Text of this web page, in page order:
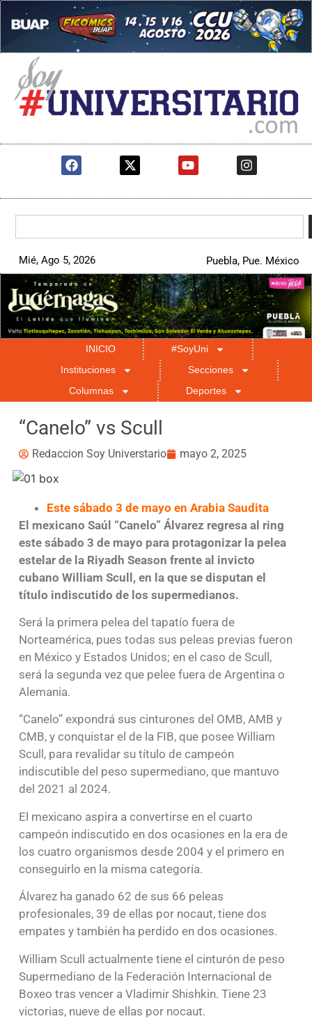
Mié, Ago 5, 2026 Puebla, Pue. México
INICIO
#SoyUni
Instituciones
Secciones
Columnas
Deportes
“Canelo” vs Scull
Redaccion Soy Universtario mayo 2, 2025
Este sábado 3 de mayo en Arabia Saudita
El mexicano Saúl “Canelo” Álvarez regresa al ring
este sábado 3 de mayo para protagonizar la pelea
estelar de la Riyadh Season frente al invicto
cubano William Scull, en la que se disputan el
título indiscutido de los supermedianos.
Será la primera pelea del tapatío fuera de
Norteamérica, pues todas sus peleas previas fueron
en México y Estados Unidos; en el caso de Scull,
será la segunda vez que pelee fuera de Argentina o
Alemania.
“Canelo” expondrá sus cinturones del OMB, AMB y
CMB, y conquistar el de la FIB, que posee William
Scull, para revalidar su título de campeón
indiscutible del peso supermediano, que mantuvo
del 2021 al 2024.
El mexicano aspira a convertirse en el cuarto
campeón indiscutido en dos ocasiones en la era de
los cuatro organismos desde 2004 y el primero en
conseguirlo en la misma categoría.
Álvarez ha ganado 62 de sus 66 peleas
profesionales, 39 de ellas por nocaut, tiene dos
empates y también ha perdido en dos ocasiones.
William Scull actualmente tiene el cinturón de peso
Supermediano de la Federación Internacional de
Boxeo tras vencer a Vladimir Shishkin. Tiene 23
victorias, nueve de ellas por nocaut.